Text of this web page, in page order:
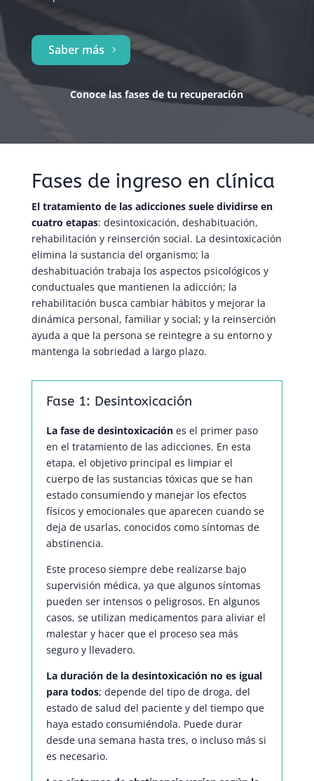
Saber más
Conoce las fases de tu recuperación
Fases de ingreso en clínica
El tratamiento de las adicciones suele dividirse en
cuatro etapas: desintoxicación, deshabituación,
rehabilitación y reinserción social. La desintoxicación
elimina la sustancia del organismo; la
deshabituación trabaja los aspectos psicológicos y
conductuales que mantienen la adicción; la
rehabilitación busca cambiar hábitos y mejorar la
dinámica personal, familiar y social; y la reinserción
ayuda a que la persona se reintegre a su entorno y
mantenga la sobriedad a largo plazo.
Fase 1: Desintoxicación
La fase de desintoxicaciónes el primer paso
en el tratamiento de las adicciones. En esta
etapa, el objetivo principal es limpiar el
cuerpo de las sustancias tóxicas que se han
estado consumiendo y manejar los efectos
físicos y emocionales que aparecen cuando se
deja de usarlas, conocidos como síntomas de
abstinencia.
Este proceso siempre debe realizarse bajo
supervisión médica, ya que algunos síntomas
pueden ser intensos o peligrosos. En algunos
casos, se utilizan medicamentos para aliviar el
malestar y hacer que el proceso sea más
seguro y llevadero.
La duración de la desintoxicación no es igual
para todos; depende del tipo de droga, del
estado de salud del paciente y del tiempo que
haya estado consumiéndola. Puede durar
desde una semana hasta tres, o incluso más si
es necesario.